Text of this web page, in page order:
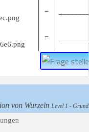
=
=
von Wurzeln Level 1 -